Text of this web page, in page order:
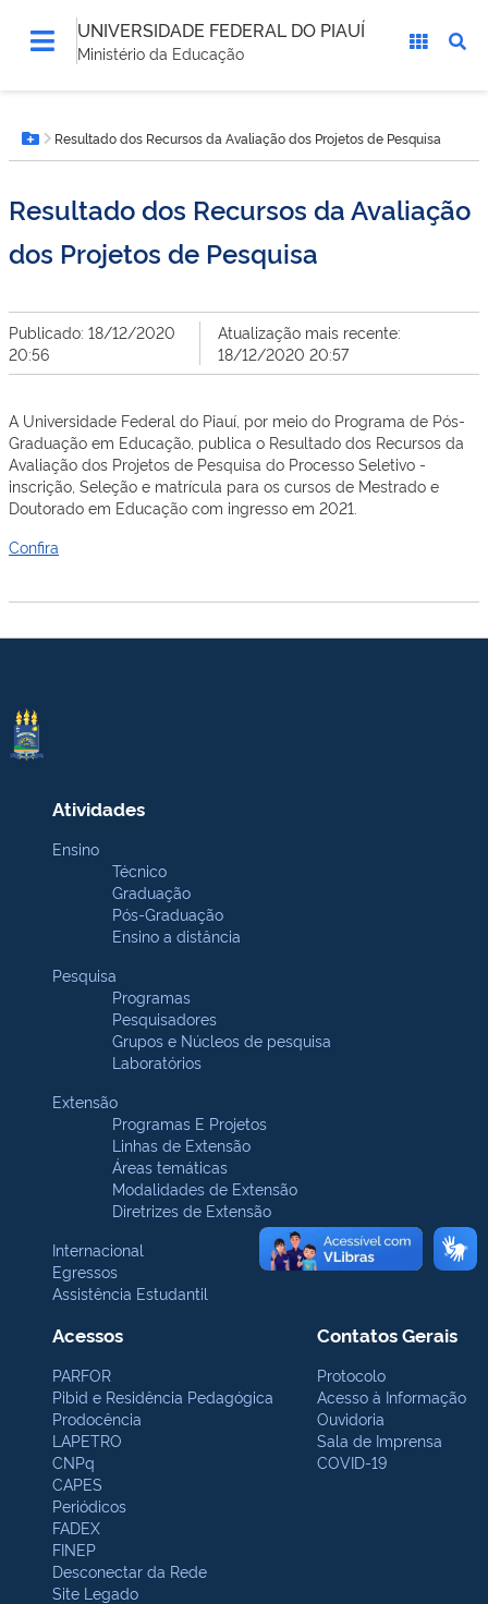
UNIVERSIDADE FEDERAL DO PIAUÍ
Ministério da Educação
está
aqui:Botão Menu
Resultado dos Recursos da Avaliação dos Projetos de Pesquisa
Resultado dos Recursos da Avaliação
dos Projetos de Pesquisa
Publicado: 18/12/2020
20:56
Atualização mais recente:
18/12/2020 20:57
A Universidade Federal do Piauí, por meio do Programa de Pós-
Graduação em Educação, publica o Resultado dos Recursos da
Avaliação dos Projetos de Pesquisa do Processo Seletivo -
inscrição, Seleção e matrícula para os cursos de Mestrado e
Doutorado em Educação com ingresso em 2021.
Confira
Atividades
Ensino
Técnico
Graduação
Pós-Graduação
Ensino a distância
Pesquisa
Programas
Pesquisadores
Grupos e Núcleos de pesquisa
Laboratórios
Extensão
Programas E Projetos
Linhas de Extensão
Áreas temáticas
Modalidades de Extensão
Diretrizes de Extensão
Internacional
Egressos
Assistência Estudantil
Acessos
PARFOR
Pibid e Residência Pedagógica
Prodocência
LAPETRO
CNPq
CAPES
Periódicos
FADEX
FINEP
Desconectar da Rede
Site Legado
Contatos Gerais
Protocolo
Acesso à Informação
Ouvidoria
Sala de Imprensa
COVID-19